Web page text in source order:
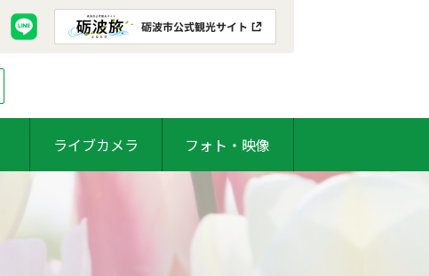
ライブカメラ フォト・映像